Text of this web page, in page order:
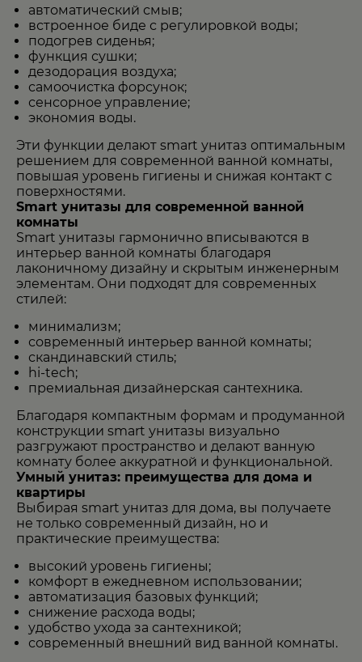
автоматический смыв;
встроенное биде с регулировкой воды;
подогрев сиденья;
функция сушки;
дезодорация воздуха;
самоочистка форсунок;
сенсорное управление;
экономия воды.
Эти функции делают smart унитаз оптимальным
решением для современной ванной комнаты,
повышая уровень гигиены и снижая контакт с
поверхностями.
Smart унитазы для современной ванной
комнаты
Smart унитазы гармонично вписываются в
интерьер ванной комнаты благодаря
лаконичному дизайну и скрытым инженерным
элементам. Они подходят для современных
стилей:
минимализм;
современный интерьер ванной комнаты;
скандинавский стиль;
hi-tech;
премиальная дизайнерская сантехника.
Благодаря компактным формам и продуманной
конструкции smart унитазы визуально
разгружают пространство и делают ванную
комнату более аккуратной и функциональной.
Умный унитаз: преимущества для дома и
квартиры
Выбирая smart унитаз для дома, вы получаете
не только современный дизайн, но и
практические преимущества:
высокий уровень гигиены;
комфорт в ежедневном использовании;
автоматизация базовых функций;
снижение расхода воды;
удобство ухода за сантехникой;
современный внешний вид ванной комнаты.